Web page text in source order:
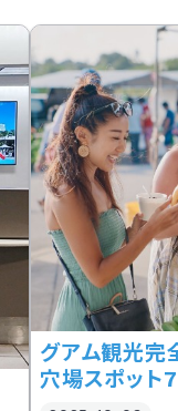
グアム観光完
穴場スポット